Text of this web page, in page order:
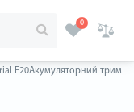
0
F20Акумуляторний тример